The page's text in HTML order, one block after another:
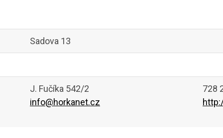
Sadova 13
J. Fučíka 542/2
info@horkanet.cz
728